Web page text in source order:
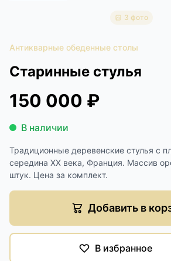
3 фото
Антикварные обеденные столы
Старинные стулья
150 000 ₽
В наличии
Традиционные деревенские стулья с
середина ХХ века, Франция. Массив
штук. Цена за комплект.
Добавить в
В избранное